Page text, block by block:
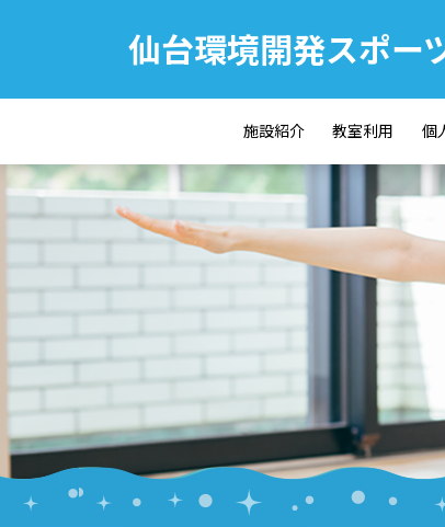
仙台環境開発スポー
施設紹介 教室利用 個